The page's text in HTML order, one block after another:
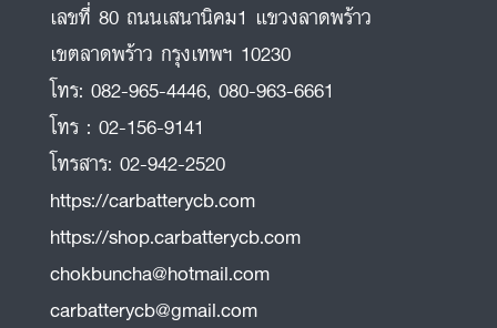
เลขที่ 80 ถนนเสนานิคม1 แขวงลาดพร้าว
เขตลาดพร้าว กรุงเทพฯ 10230
โทร: 082-965-4446, 080-963-6661
โทร : 02-156-9141
โทรสาร: 02-942-2520
https://carbatterycb.com
https://shop.carbatterycb.com
chokbuncha@hotmail.com
carbatterycb@gmail.com